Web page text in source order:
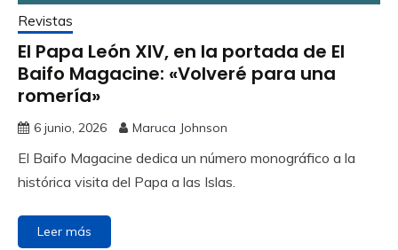
Revistas
El Papa León XIV, en la portada de El
Baifo Magacine: «Volveré para una
romería»
6 junio, 2026 Maruca Johnson
El Baifo Magacine dedica un número monográfico a la
histórica visita del Papa a las Islas.
Leer más